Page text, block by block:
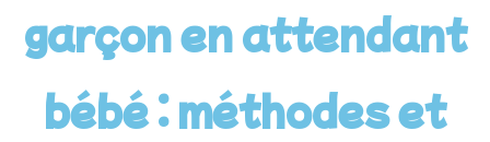
garçon en attendant
bébé : méthodes et